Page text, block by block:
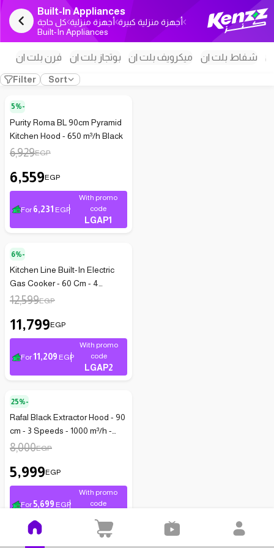
Built-In Appliances
كل حاجة أجهزة منزلية أجهزة منزلية كبيرة
Built-In Appliances
فرن بلت ان بوتجاز بلت ان ميكرويف بلت ان شفاط بلت ان
Filter Sort
5%-
Purity Roma BL 90cm Pyramid
Kitchen Hood - 650 m³/h Black
6,929EGP
6,559EGP
For 6,231 EGP
With promo
code
LGAP1
6%-
Kitchen Line Built-In Electric
Gas Cooker - 60 Cm - 4
Burners - Black - En4010
12,599EGP
11,799EGP
For11,209 EGP
With promo
code
LGAP2
25%-
Rafal Black Extractor Hood - 90
cm - 3 Speeds - 1000 m³/h -
Black R 0546
8,000EGP
5,999EGP
For5,699 EGP
With promo
code